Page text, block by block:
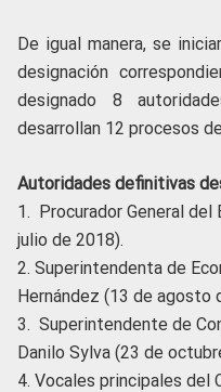
De igual manera, se
designación
designado 8
desarrollan 12 procesos
Autoridades definitivas
1. Procurador General del
julio de 2018).
2. Superintendenta de
Hernández (13 de agosto
3. Superintendente de
Danilo Sylva (23 de
4. Vocales principales del